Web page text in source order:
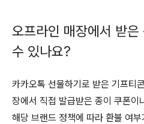
오프라인 매장에서 받
수 있나요?
카카오톡 선물하기로 받은 기프티
장에서 직접 발급받은 종이 쿠폰이
해당 브랜드 정책에 따라 환불 여